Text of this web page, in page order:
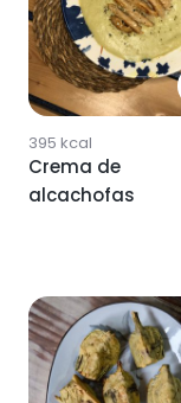
395 kcal
Crema de
alcachofas